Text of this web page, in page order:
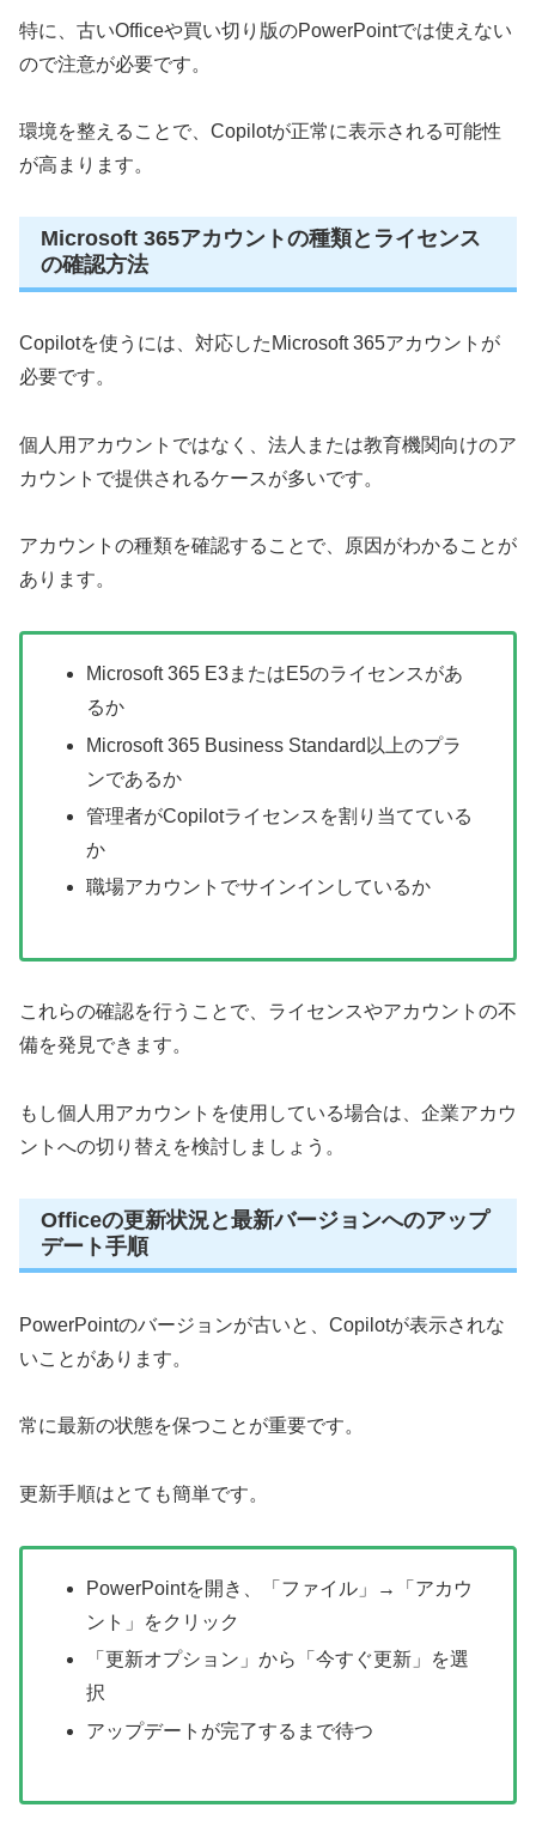
特に、古いOfficeや買い切り版のPowerPointでは使えない
ので注意が必要です。
環境を整えることで、Copilotが正常に表示される可能性
が高まります。
Microsoft 365アカウントの種類とライセンス
の確認方法
Copilotを使うには、対応したMicrosoft 365アカウントが
必要です。
個人用アカウントではなく、法人または教育機関向けのア
カウントで提供されるケースが多いです。
アカウントの種類を確認することで、原因がわかることが
あります。
Microsoft 365 E3またはE5のライセンスがあ
るか
Microsoft 365 Business Standard以上のプラ
ンであるか
管理者がCopilotライセンスを割り当てている
か
職場アカウントでサインインしているか
これらの確認を行うことで、ライセンスやアカウントの不
備を発見できます。
もし個人用アカウントを使用している場合は、企業アカウ
ントへの切り替えを検討しましょう。
Officeの更新状況と最新バージョンへのアップ
デート手順
PowerPointのバージョンが古いと、Copilotが表示されな
いことがあります。
常に最新の状態を保つことが重要です。
更新手順はとても簡単です。
PowerPointを開き、「ファイル」→「アカウ
ント」をクリック
「更新オプション」から「今すぐ更新」を選
択
アップデートが完了するまで待つ